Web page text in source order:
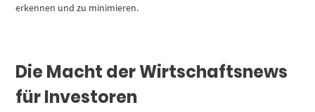
erkennen und zu minimieren.
Die Macht der Wirtschaftsnews
für Investoren